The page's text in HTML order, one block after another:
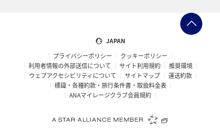
JAPAN
プライバシーポリシー
クッキーポリシー
利用者情報の外部送信について
サイト利用規約
推奨環境
ウェブアクセシビリティについて
サイトマップ
運送約款
標識・各種約款・旅行条件書・取扱料金表
ANAマイレージクラブ会員規約